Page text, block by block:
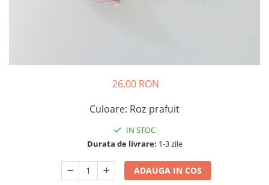
26,00 RON
Culoare: Roz prafuit
IN STOC
Durata de livrare: 1-3 zile
ADAUGA IN COS